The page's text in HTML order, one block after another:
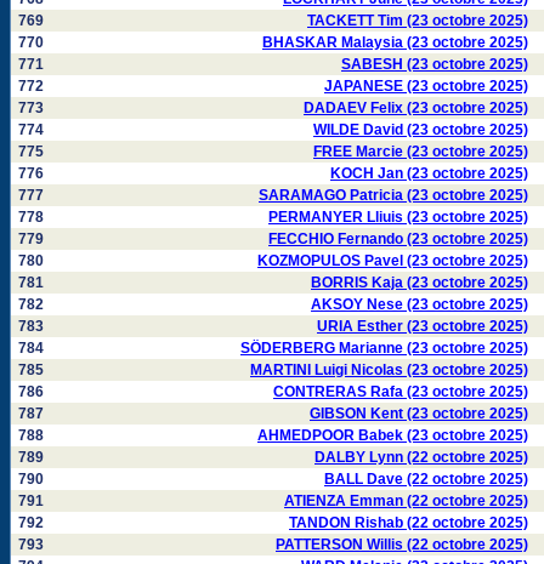
769
TACKETT Tim (23 octobre 2025)
770
BHASKAR Malaysia (23 octobre 2025)
771
SABESH (23 octobre 2025)
772
JAPANESE (23 octobre 2025)
773
DADAEV Felix (23 octobre 2025)
774
WILDE David (23 octobre 2025)
775
FREE Marcie (23 octobre 2025)
776
KOCH Jan (23 octobre 2025)
777
SARAMAGO Patricia (23 octobre 2025)
778
PERMANYER Lliuis (23 octobre 2025)
779
FECCHIO Fernando (23 octobre 2025)
780
KOZMOPULOS Pavel (23 octobre 2025)
781
BORRIS Kaja (23 octobre 2025)
782
AKSOY Nese (23 octobre 2025)
783
URIA Esther (23 octobre 2025)
784
SÖDERBERG Marianne (23 octobre 2025)
785
MARTINI Luigi Nicolas (23 octobre 2025)
786
CONTRERAS Rafa (23 octobre 2025)
787
GIBSON Kent (23 octobre 2025)
788
AHMEDPOOR Babek (23 octobre 2025)
789
DALBY Lynn (22 octobre 2025)
790
BALL Dave (22 octobre 2025)
791
ATIENZA Emman (22 octobre 2025)
792
TANDON Rishab (22 octobre 2025)
793
PATTERSON Willis (22 octobre 2025)